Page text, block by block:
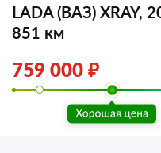
LADA (ВАЗ) XRAY,
851 км
759 000 ₽